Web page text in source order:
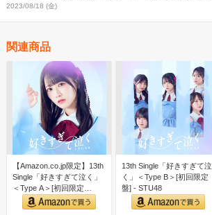
2023/08/18 (金)
関連商品
【Amazon.co.jp限定】13th
Single「好きすぎて泣く」
＜Type A＞[初回限定…
13th Single「好きすぎて泣
く」＜Type B＞[初回限定
盤] - STU48